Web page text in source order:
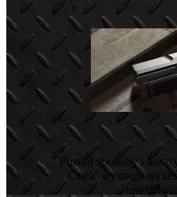
Poznaj sposoby i
Część wymaga